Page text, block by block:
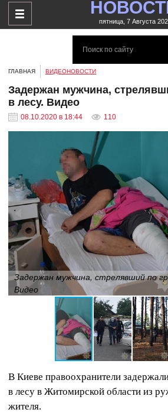
пятница, 7 Августа
ГЛАВНАЯ ВИДЕОНОВОСТИ
Задержан мужчина,
в лесу. Видео
08.10.2020 в 18:44 110
Задержан мужчина, стрелявший по
Видео
В Киеве правоохранители
в лесу в Житомирской области из
жителя.